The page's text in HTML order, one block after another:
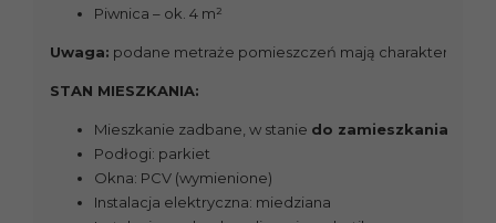
Piwnica – ok. 4 m²
Uwaga: podane metraże pomieszczeń mają charakter
STAN MIESZKANIA:
Mieszkanie zadbane, w stanie do zamieszkania
Podłogi: parkiet
Okna: PCV (wymienione)
Instalacja elektryczna: miedziana